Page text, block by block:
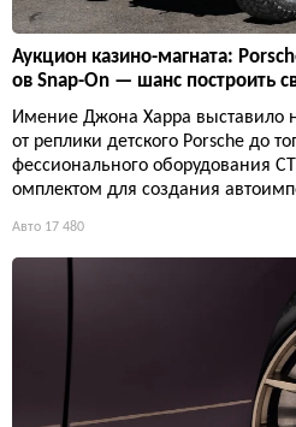
Аукцион казино-магната:
ов Snap-On — шанс построить
Имение Джона Харра выставило
от реплики детского Porsche до
фессионального оборудования
омплектом для создания
Авто 17 480